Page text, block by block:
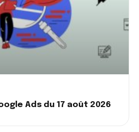
Ads du 17 août 2026